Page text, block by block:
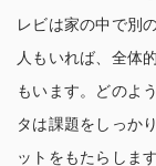
レビは家の中で別
人もいれば、全体
もいます。どのよ
タは課題をしっか
ットをもたらします